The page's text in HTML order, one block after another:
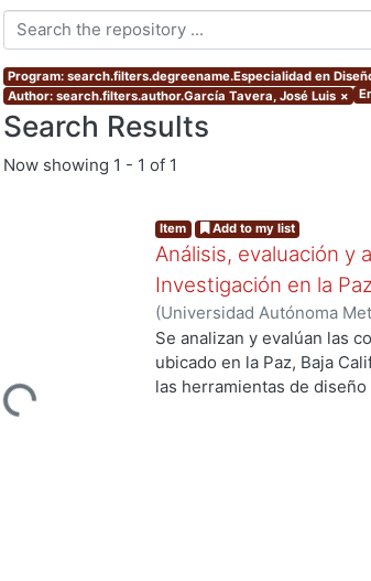
Program: search.filters.degreename.Especialidad en
Author: search.filters.author.García Tavera, José Luis ×
Search Results
Now showing 1 - 1 of 1
Item Add to my list
Análisis, evaluación y
Investigación en la
(Universidad Autónoma
de Servicios de
Se analizan y evalúan las
ubicado en la Paz, Baja
las herramientas de